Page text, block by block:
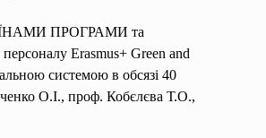
ПРОГРАМИ та
Erasmus+ Green and
системою в обсязі 40
О.І., проф. Кобєлєва Т.О.,